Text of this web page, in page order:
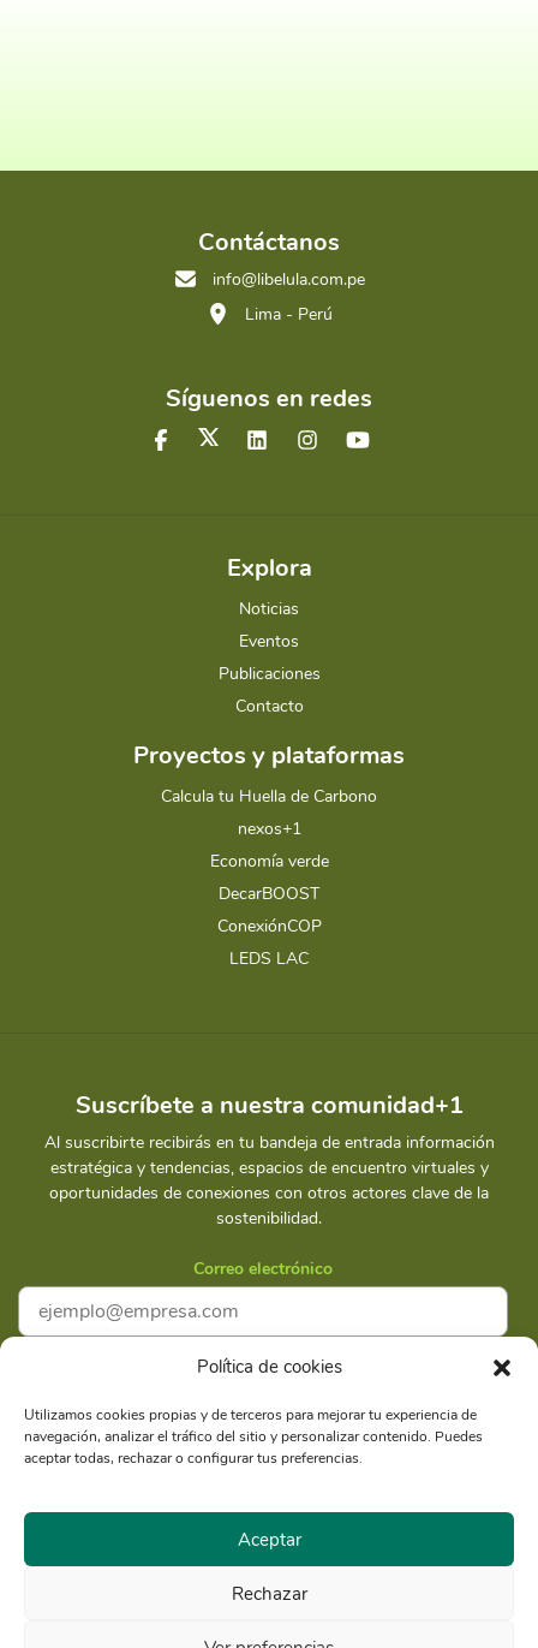
Política de cookies
Utilizamos cookies propias y de terceros para mejorar tu experiencia de
navegación, analizar el tráfico del sitio y personalizar contenido. Puedes
aceptar todas, rechazar o configurar tus preferencias.
Aceptar
Rechazar
Contáctanos
info@libelula.com.pe
Lima - Perú
Síguenos en redes
Explora
Noticias
Eventos
Publicaciones
Contacto
Proyectos y plataformas
Calcula tu Huella de Carbono
nexos+1
Economía verde
DecarBOOST
ConexiónCOP
LEDS LAC
Suscríbete a nuestra comunidad+1
Al suscribirte recibirás en tu bandeja de entrada información
estratégica y tendencias, espacios de encuentro virtuales y
oportunidades de conexiones con otros actores clave de la
sostenibilidad.
Correo electrónico
Suscríbete
Razón Social: Libélula Comunicación Ambiente y